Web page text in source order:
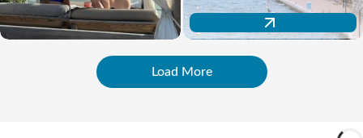
Descubre nuestra oferta de salas para tus eventos
Load More